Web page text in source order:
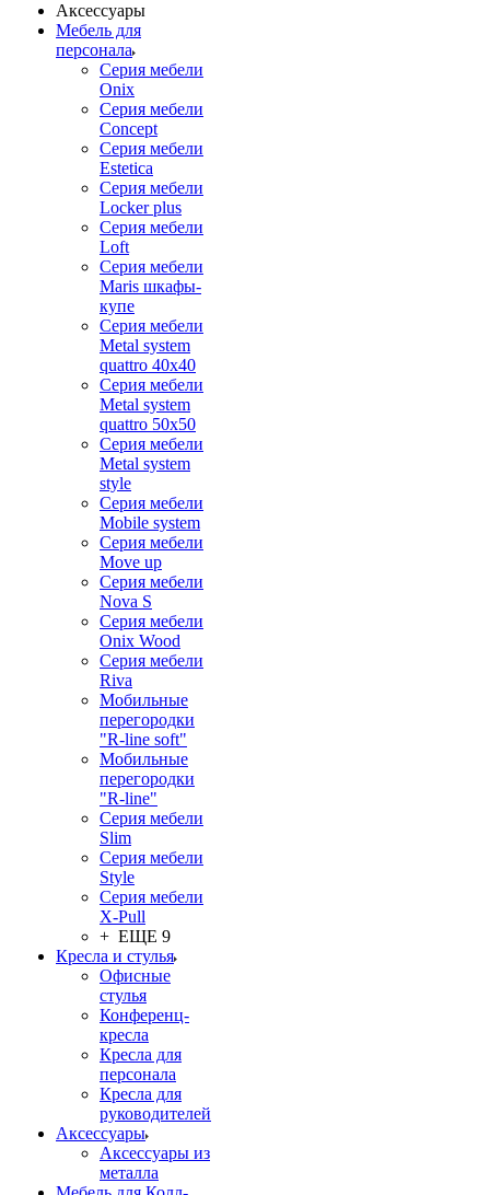
Аксессуары
Мебель для
персонала
Серия мебели
Onix
Серия мебели
Concept
Серия мебели
Estetica
Серия мебели
Locker plus
Серия мебели
Loft
Серия мебели
Maris шкафы-
купе
Серия мебели
Metal system
quattro 40x40
Серия мебели
Metal system
quattro 50x50
Серия мебели
Metal system
style
Серия мебели
Mobile system
Серия мебели
Move up
Серия мебели
Nova S
Серия мебели
Onix Wood
Серия мебели
Riva
Мобильные
перегородки
"R-line soft"
Мобильные
перегородки
"R-line"
Серия мебели
Slim
Серия мебели
Style
Серия мебели
X-Pull
+ ЕЩЕ 9
Кресла и стулья
Офисные
стулья
Конференц-
кресла
Кресла для
персонала
Кресла для
руководителей
Аксессуары
Аксессуары из
металла